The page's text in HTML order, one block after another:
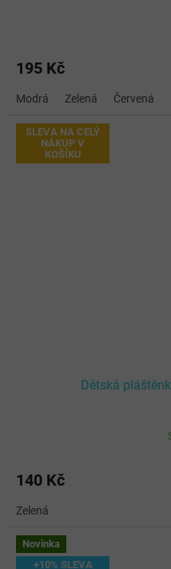
195 Kč
Modrá Zelená Červená
SLEVA NA CELÝ
NÁKUP V
KOŠÍKU
Dětská
140 Kč
Zelená
Novinka
+10% SLEVA